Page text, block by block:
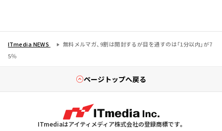
ITmedia NEWS
無料メルマガ、9割は開封するが目を通すのは「1分以内」が7
5％
ページトップへ戻る
ITmediaはアイティメディア株式会社の登録商標です。